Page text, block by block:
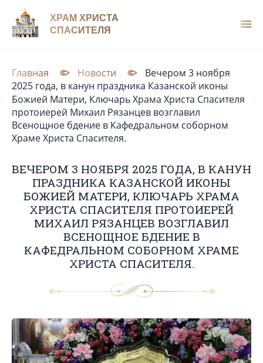
ХРАМ ХРИСТА
СПАСИТЕЛЯ
Главная Новости
Вечером 3 ноября
2025 года, в канун праздника Казанской иконы
Божией Матери, Ключарь Храма Христа Спасителя
протоиерей Михаил Рязанцев возглавил
Всенощное бдение в Кафедральном cоборном
Храме Христа Спасителя.
ВЕЧЕРОМ 3 НОЯБРЯ 2025 ГОДА, В КАНУН
ПРАЗДНИКА КАЗАНСКОЙ ИКОНЫ
БОЖИЕЙ МАТЕРИ, КЛЮЧАРЬ ХРАМА
ХРИСТА СПАСИТЕЛЯ ПРОТОИЕРЕЙ
МИХАИЛ РЯЗАНЦЕВ ВОЗГЛАВИЛ
ВСЕНОЩНОЕ БДЕНИЕ В
КАФЕДРАЛЬНОМ CОБОРНОМ ХРАМЕ
ХРИСТА СПАСИТЕЛЯ.